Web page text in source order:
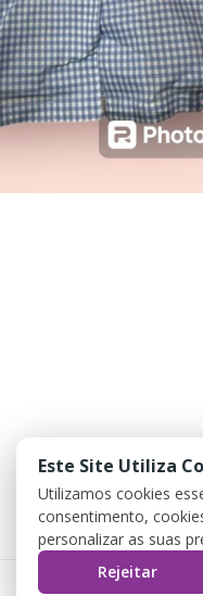
Este Site Utiliza
Utilizamos cookies
consentimento,
personalizar as suas
Rejeitar